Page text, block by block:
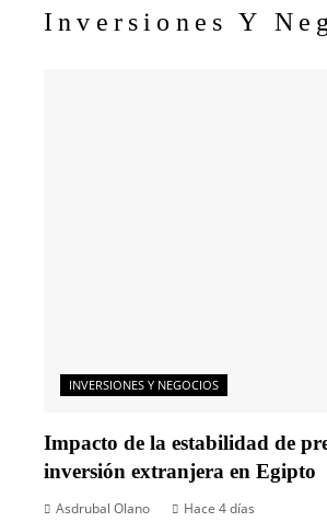
Inversiones Y
INVERSIONES Y NEGOCIOS
Impacto de la estabilidad de
inversión extranjera en Egipto
Asdrubal Olano Hace 4 días